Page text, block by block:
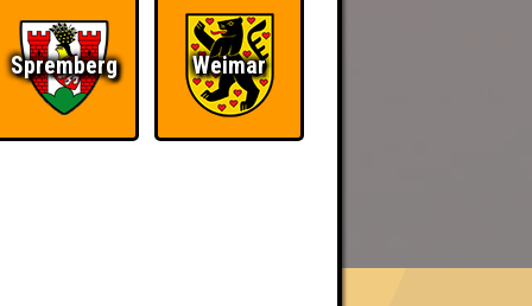
Spremberg Weimar